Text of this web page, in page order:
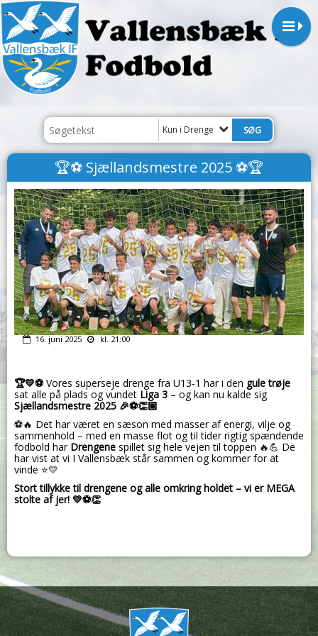
Kun i Drenge
🏆⚽ Sjællandsmestre 2025 ⚽🏆
16. juni 2025 kl. 21:00
🏆💛⚽️ Vores superseje drenge fra U13-1 har i den gule trøje
sat alle på plads og vundet Liga 3 – og kan nu kalde sig
Sjællandsmestre 2025 🎉⚽👏🏽
⚽🔥 Det har været en sæson med masser af energi, vilje og
sammenhold – med en masse flot og til tider rigtig spændende
fodbold har Drengene spillet sig hele vejen til toppen 🔥💪 De
har vist at vi I Vallensbæk står sammen og kommer for at
vinde ⭐💛
Stort tillykke til drengene og alle omkring holdet – vi er MEGA
stolte af jer! 💛⚽️👏